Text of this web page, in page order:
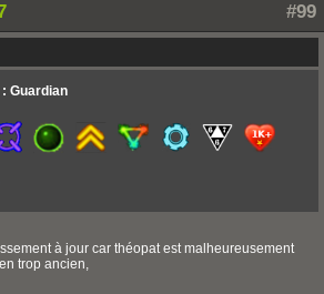
#99
: Guardian
à jour car théopat est malheureusement
trop ancien,